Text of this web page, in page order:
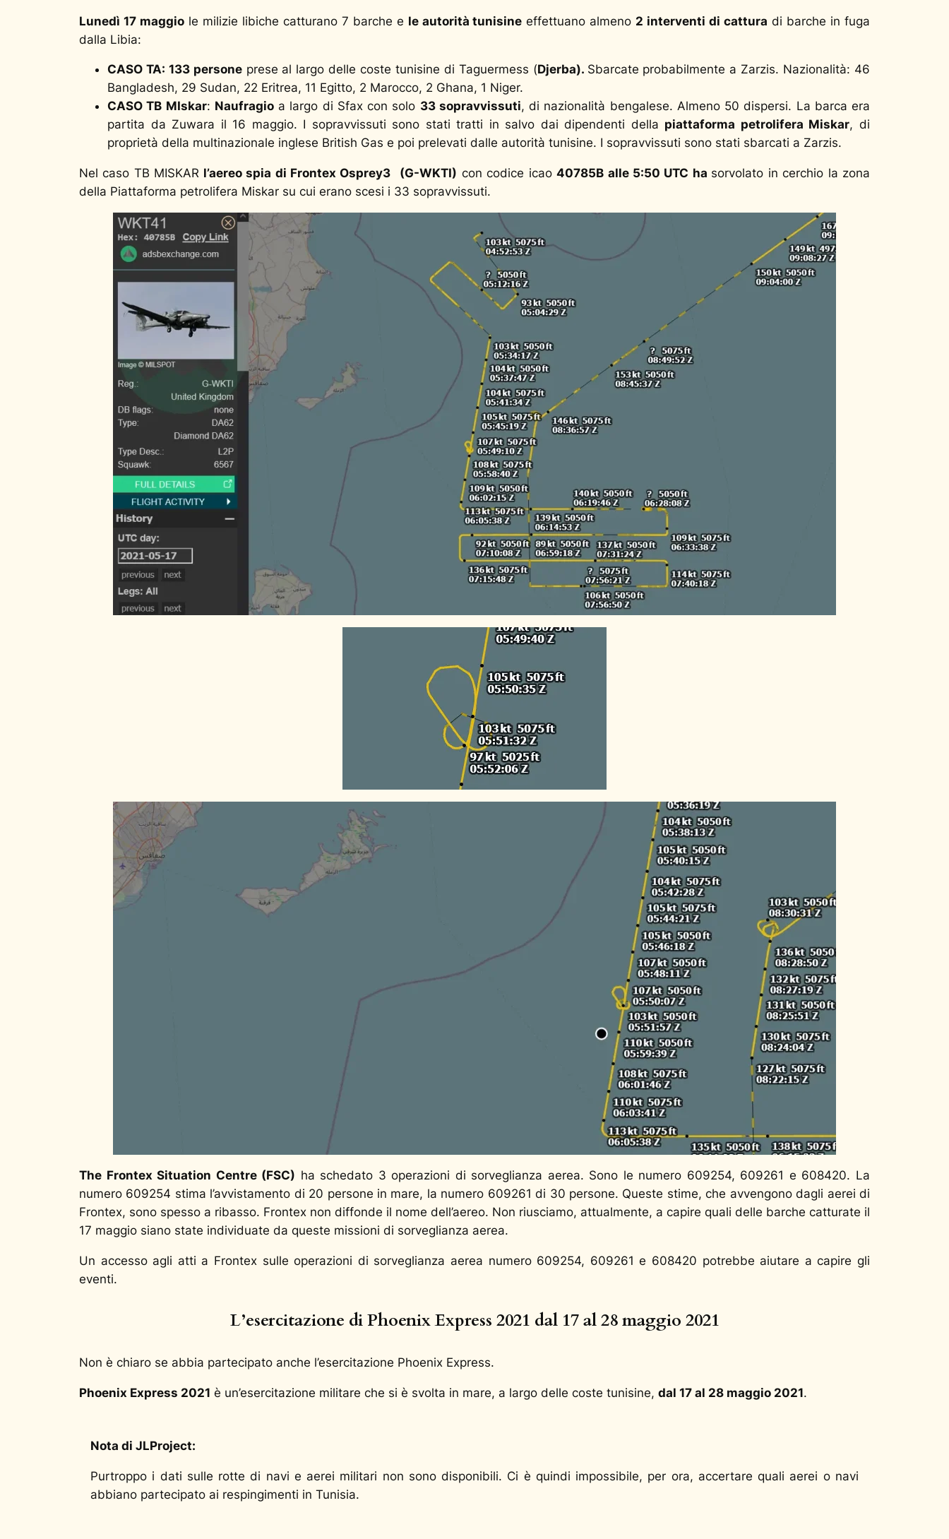
Lunedì 17 maggiole milizie libiche catturano 7 barche e le autorità tunisine effettuano almeno 2 interventi di cattura di barche in fuga
dalla Libia:
CASO TA: 133 personeprese al largo delle coste tunisine di Taguermess (Djerba). Sbarcate probabilmente a Zarzis. Nazionalità: 46
Bangladesh, 29 Sudan, 22 Eritrea, 11 Egitto, 2 Marocco, 2 Ghana, 1 Niger.
CASO TB MIskar: Naufragioa largo di Sfax con solo 33 sopravvissuti, di nazionalità bengalese. Almeno 50 dispersi. La barca era
partita da Zuwara il 16 maggio. I sopravvissuti sono stati tratti in salvo dai dipendenti della piattaforma petrolifera Miskar, di
proprietà della multinazionale inglese British Gas e poi prelevati dalle autorità tunisine. I sopravvissuti sono stati sbarcati a Zarzis.
Nel caso TB MISKAR l’aereo spia di Frontex Osprey3 (G-WKTI) con codice icao40785B alle 5:50 UTC ha sorvolato in cerchio la zona
della Piattaforma petrolifera Miskar su cui erano scesi i 33 sopravvissuti.
The Frontex Situation Centre (FSC) ha schedato 3 operazioni di sorveglianza aerea. Sono le numero 609254, 609261 e 608420. La
numero 609254 stima l’avvistamento di 20 persone in mare, la numero 609261 di 30 persone. Queste stime, che avvengono dagli aerei di
Frontex, sono spesso a ribasso. Frontex non diffonde il nome dell’aereo. Non riusciamo, attualmente, a capire quali delle barche catturate il
17 maggio siano state individuate da queste missioni di sorveglianza aerea.
Un accesso agli atti a Frontex sulle operazioni di sorveglianza aerea numero 609254, 609261 e 608420 potrebbe aiutare a capire gli
eventi.
L’esercitazione di Phoenix Express 2021 dal 17 al 28 maggio 2021
Non è chiaro se abbia partecipato anche l’esercitazione Phoenix Express.
Phoenix Express 2021 è un’esercitazione militare che si è svolta in mare, a largo delle coste tunisine, dal 17 al 28 maggio 2021.
Nota di JLProject:
Purtroppo i dati sulle rotte di navi e aerei militari non sono disponibili. Ci è quindi impossibile, per ora, accertare quali aerei o navi
abbiano partecipato ai respingimenti in Tunisia.